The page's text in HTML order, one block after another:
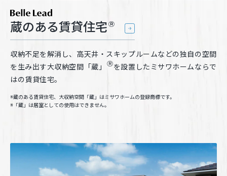
蔵のある賃貸住宅 Ⓡ
収納不足を解消し、高天井・スキップルームなどの独自の空間
を生み出す大収納空間「蔵」
Ⓡを設置したミサワホームならで
はの賃貸住宅。
※蔵のある賃貸住宅、大収納空間「蔵」はミサワホームの登録商標です。
※「蔵」は居室としての使用はできません。